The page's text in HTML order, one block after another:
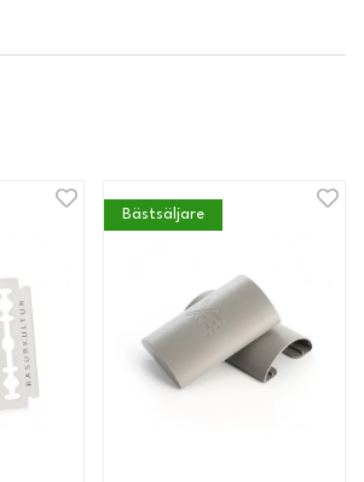
Bästsäljare